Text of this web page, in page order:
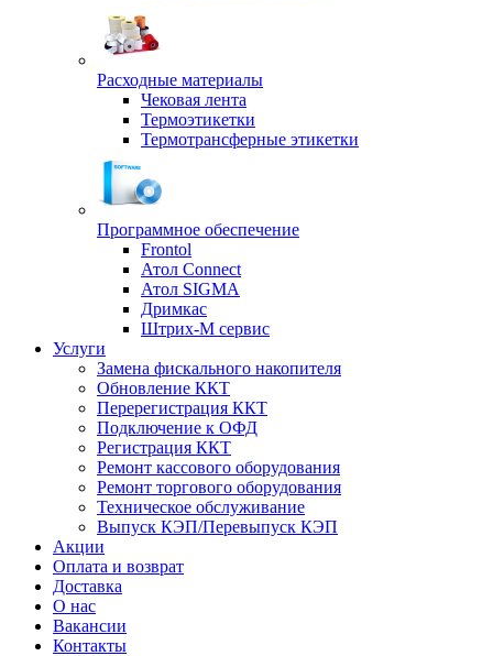
Расходные материалы
Чековая лента
Термоэтикетки
Термотрансферные этикетки
Программное обеспечение
Frontol
Атол Connect
Атол SIGMA
Дримкас
Штрих-М сервис
Услуги
Замена фискального накопителя
Обновление ККТ
Перерегистрация ККТ
Подключение к ОФД
Регистрация ККТ
Ремонт кассового оборудования
Ремонт торгового оборудования
Техническое обслуживание
Выпуск КЭП/Перевыпуск КЭП
Акции
Оплата и возврат
Доставка
О нас
Вакансии
Контакты